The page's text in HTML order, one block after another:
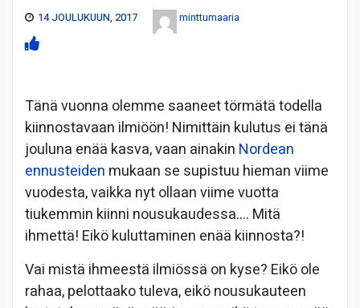
14 JOULUKUUN, 2017 minttumaaria
Tänä vuonna olemme saaneet törmätä todella
kiinnostavaan ilmiöön! Nimittäin kulutus ei tänä
jouluna enää kasva, vaan ainakin Nordean
ennusteiden mukaan se supistuu hieman viime
vuodesta, vaikka nyt ollaan viime vuotta
tiukemmin kiinni nousukaudessa…. Mitä
ihmettä! Eikö kuluttaminen enää kiinnosta?!
Vai mistä ihmeestä ilmiössä on kyse? Eikö ole
rahaa, pelottaako tuleva, eikö nousukauteen